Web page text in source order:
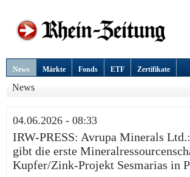
News Märkte Fonds ETF Zertifikate
News
04.06.2026 - 08:33
IRW-PRESS: Avrupa Minerals
gibt die erste
Kupfer/Zink-Projekt Sesmarias in